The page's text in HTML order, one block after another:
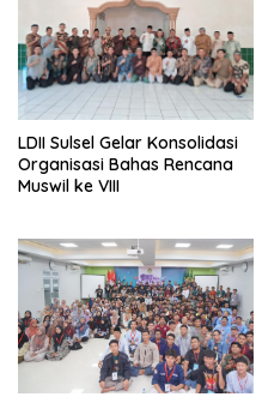
LDII Sulsel Gelar Konsolidasi
Organisasi Bahas Rencana
Muswil ke VIII